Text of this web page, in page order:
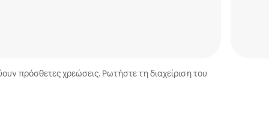
πρόσθετες χρεώσεις. Ρωτήστε τη διαχείριση του